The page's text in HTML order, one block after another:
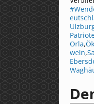
Orla,
wein,